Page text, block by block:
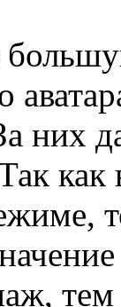
них
как